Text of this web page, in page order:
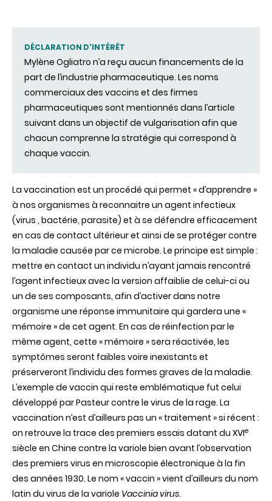
questions
DÉCLARATION D'INTÉRÊT
Mylène Ogliatro n’a reçu aucun financements de la
part de l’industrie pharmaceutique. Les noms
commerciaux des vaccins et des firmes
pharmaceutiques sont mentionnés dans l’article
suivant dans un objectif de vulgarisation afin que
chacun comprenne la stratégie qui correspond à
chaque vaccin.
La vaccination est un procédé qui permet « d’apprendre »
à nos organismes à reconnaitre un agent infectieux
(virus , bactérie, parasite) et à se défendre efficacement
en cas de contact ultérieur et ainsi de se protéger contre
la maladie causée par ce microbe. Le principe est simple :
mettre en contact un individu n’ayant jamais rencontré
l’agent infectieux avec la version affaiblie de celui-ci ou
un de ses composants, afin d’activer dans notre
organisme une réponse immunitaire qui gardera une «
mémoire » de cet agent. En cas de réinfection par le
même agent, cette « mémoire » sera réactivée, les
symptômes seront faibles voire inexistants et
préserveront l’individu des formes graves de la maladie.
L’exemple de vaccin qui reste emblématique fut celui
développé par Pasteur contre le virus de la rage. La
vaccination n’est d’ailleurs pas un « traitement » si récent :
on retrouve la trace des premiers essais datant du XVIe
siècle en Chine contre la variole bien avant l’observation
des premiers virus en microscopie électronique à la fin
des années 1930. Le nom « vaccin » vient d’ailleurs du nom
latin du virus de la variole Vaccinia virus.